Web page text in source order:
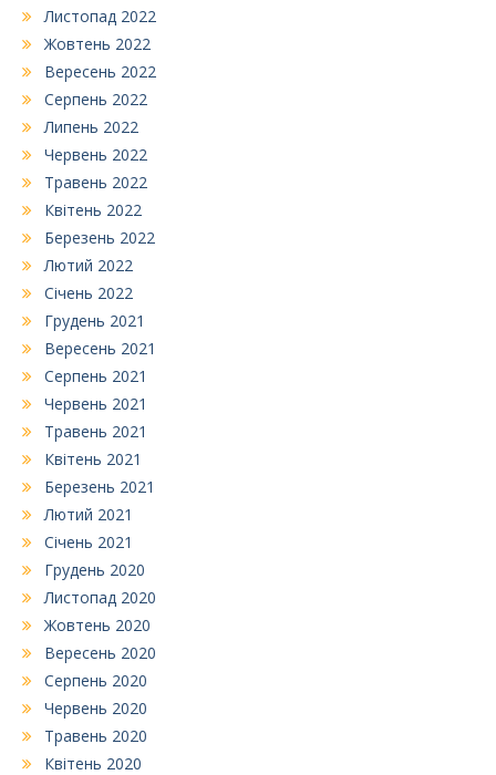
Листопад 2022
Жовтень 2022
Вересень 2022
Серпень 2022
Липень 2022
Червень 2022
Травень 2022
Квітень 2022
Березень 2022
Лютий 2022
Січень 2022
Грудень 2021
Вересень 2021
Серпень 2021
Червень 2021
Травень 2021
Квітень 2021
Березень 2021
Лютий 2021
Січень 2021
Грудень 2020
Листопад 2020
Жовтень 2020
Вересень 2020
Серпень 2020
Червень 2020
Травень 2020
Квітень 2020